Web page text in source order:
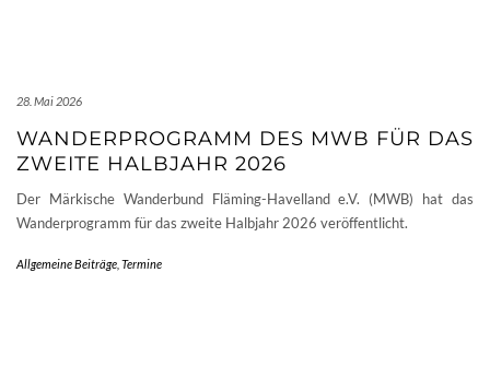
28. Mai 2026
WANDERPROGRAMM DES MWB FÜR DAS
ZWEITE HALBJAHR 2026
Der Märkische Wanderbund Fläming-Havelland e.V. (MWB) hat das
Wanderprogramm für das zweite Halbjahr 2026 veröffentlicht.
Allgemeine Beiträge Termine